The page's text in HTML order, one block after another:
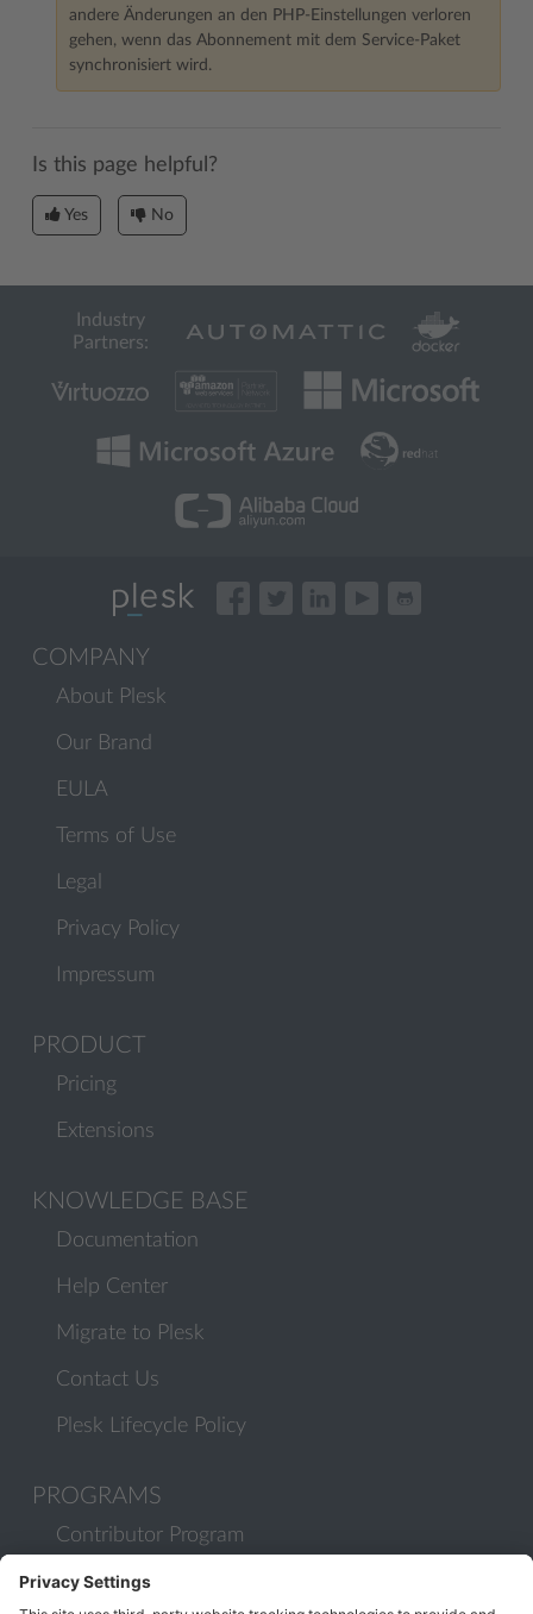
andere Änderungen an den PHP-Einstellungen verloren
gehen, wenn das Abonnement mit dem Service-Paket
synchronisiert wird.
Is this page helpful?
Yes No
Industry
Partners:
COMPANY
About Plesk
Our Brand
EULA
Terms of Use
Legal
Privacy Policy
Impressum
PRODUCT
Pricing
Extensions
KNOWLEDGE BASE
Documentation
Help Center
Migrate to Plesk
Contact Us
Plesk Lifecycle Policy
PROGRAMS
Contributor Program
Partner Program